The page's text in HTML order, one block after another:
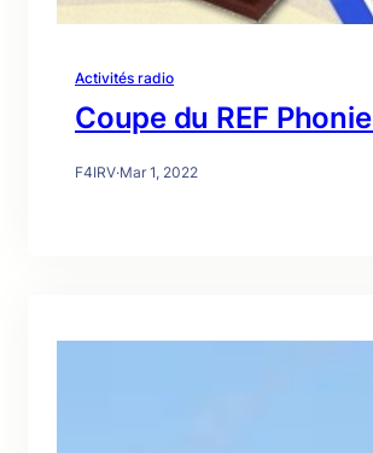
Activités radio
Coupe du REF
F4IRV·Mar 1, 2022